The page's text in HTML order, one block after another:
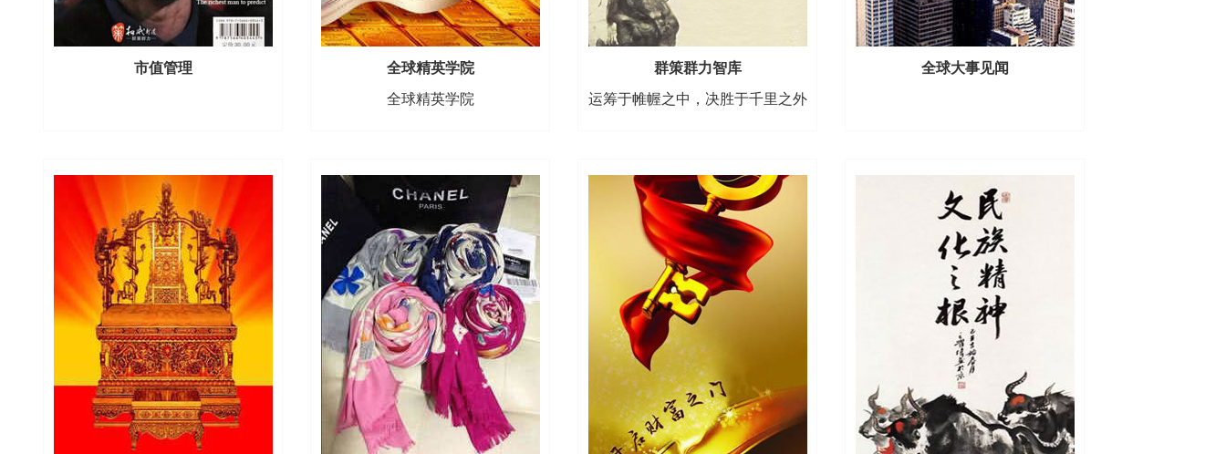
市值管理
全球精英学院
全球精英学院
群策群力智库
运筹于帷幄之中，决胜于千里之外
全球大事见闻